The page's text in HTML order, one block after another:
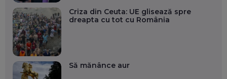
Criza din Ceuta: UE glisează spre
dreapta cu tot cu România
Să mănânce aur